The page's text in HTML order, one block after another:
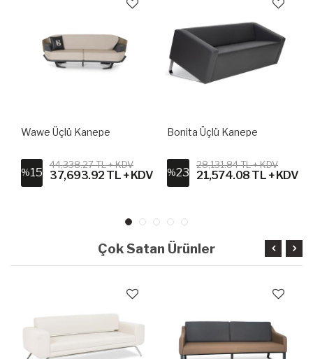
Wawe Üçlü Kanepe
%15
44,338.27 TL + KDV
37,693.92 TL + KDV
Bonita Üçlü Kanepe
%23
28,131.84 TL + KDV
21,574.08 TL + KDV
Çok Satan Ürünler